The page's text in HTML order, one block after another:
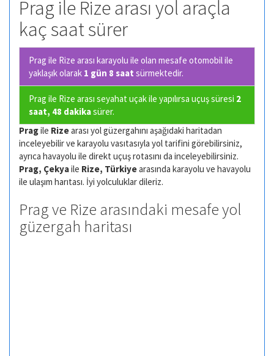
Prag ile Rize arası yol araçla
kaç saat sürer
Prag ile Rize arası karayolu ile olan mesafe otomobil ile
yaklaşık olarak 1 gün 8 saat sürmektedir.
Prag ile Rize arası seyahat uçak ile yapılırsa uçuş süresi 2
saat, 48 dakikasürer.
Pragile Rizearası yol güzergahını aşağıdaki haritadan
inceleyebilir ve karayolu vasıtasıyla yol tarifini görebilirsiniz,
ayrıca havayolu ile direkt uçuş rotasını da inceleyebilirsiniz.
Prag, Çekyaile Rize, Türkiyearasında karayolu ve havayolu
ile ulaşım harıtası. İyi yolculuklar dileriz.
Prag ve Rize arasındaki mesafe yol
güzergah haritası